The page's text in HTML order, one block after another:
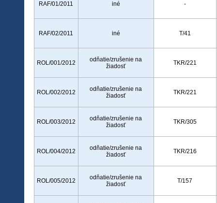
RAF/01/2011 iné -
RAF/02/2011 iné T/41
ROL/001/2012
odňatie/zrušenie na
žiadosť
TKR/221
ROL/002/2012
odňatie/zrušenie na
žiadosť
TKR/221
ROL/003/2012
odňatie/zrušenie na
žiadosť
TKR/305
ROL/004/2012
odňatie/zrušenie na
žiadosť
TKR/216
ROL/005/2012
odňatie/zrušenie na
žiadosť
T/157